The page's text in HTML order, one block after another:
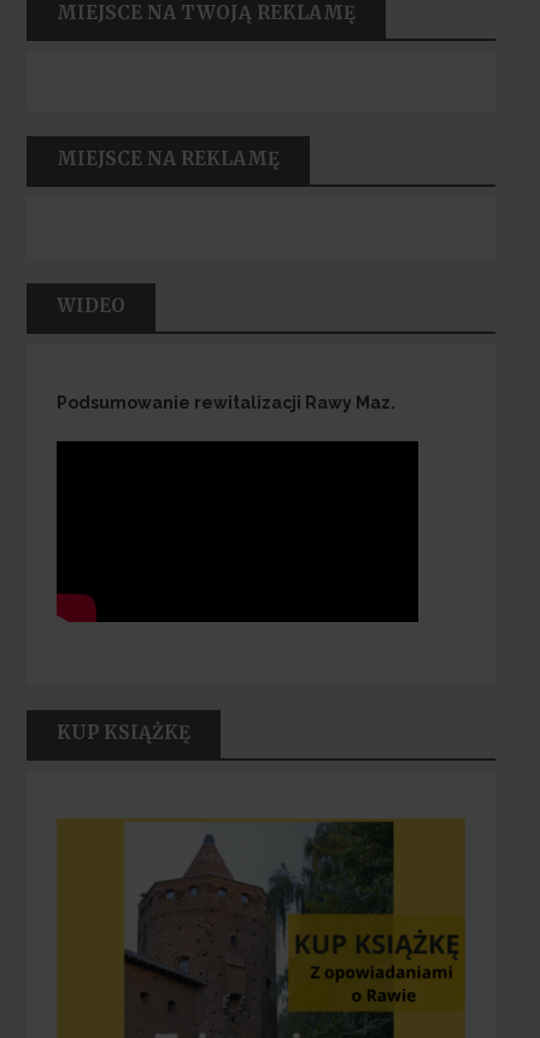
MIEJSCE NA TWOJĄ REKLAMĘ
MIEJSCE NA REKLAMĘ
WIDEO
Podsumowanie rewitalizacji Rawy Maz.
KUP KSIĄŻKĘ